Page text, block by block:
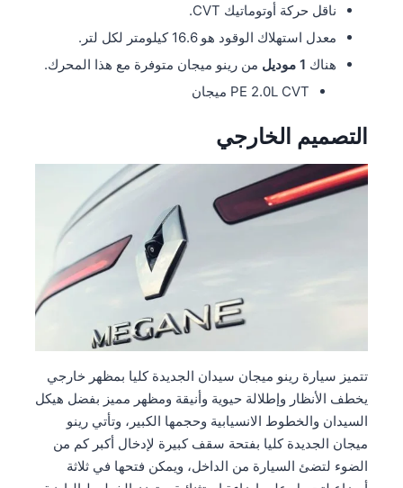
ناقل حركة أوتوماتيك CVT.
معدل استهلاك الوقود هو 16.6 كيلومتر لكل لتر.
هناك 1 موديل
من رينو ميجان متوفرة مع هذا المحرك.
PE 2.0L CVT ميجان
التصميم الخارجي
تتميز سيارة رينو ميجان سيدان الجديدة كليا بمظهر خارجي
يخطف الأنظار وإطلالة حيوية وأنيقة ومظهر مميز بفضل هيكل
السيدان والخطوط الانسيابية وحجمها الكبير، وتأتي رينو
ميجان الجديدة كليا بفتحة سقف كبيرة لإدخال أكبر كم من
الضوء لتضئ السيارة من الداخل، ويمكن فتحها في ثلاثة